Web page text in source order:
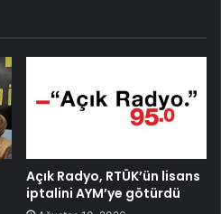
Açık Radyo, RTÜK’ün lisans
iptalini AYM’ye götürdü